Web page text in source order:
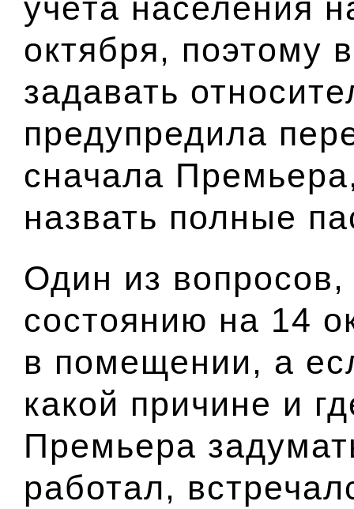
учёта населения
октября, поэтому
задавать
предупредила
сначала
назвать полные
Один из
состоянию на 14
в помещении, а
какой причине и
Премьера
работал,